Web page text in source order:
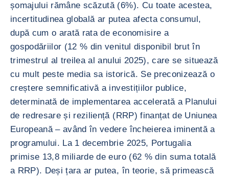
șomajului rămâne scăzută (6%). Cu toate acestea,
incertitudinea globală ar putea afecta consumul,
după cum o arată rata de economisire a
gospodăriilor (12 % din venitul disponibil brut în
trimestrul al treilea al anului 2025), care se situează
cu mult peste media sa istorică. Se preconizează o
creștere semnificativă a investițiilor publice,
determinată de implementarea accelerată a Planului
de redresare și reziliență (RRP) finanțat de Uniunea
Europeană – având în vedere încheierea iminentă a
programului. La 1 decembrie 2025, Portugalia
primise 13,8 miliarde de euro (62 % din suma totală
a RRP). Deși țara ar putea, în teorie, să primească